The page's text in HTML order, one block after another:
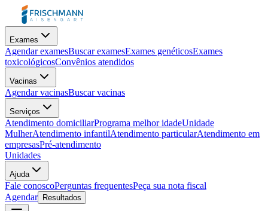
Exames
Agendar examesBuscar examesExames genéticosExames
toxicológicosConvênios atendidos
Vacinas
Agendar vacinasBuscar vacinas
Serviços
Atendimento domiciliarPrograma melhor idadeUnidade
MulherAtendimento infantilAtendimento particularAtendimento em
empresasPré-atendimento
Unidades
Ajuda
Fale conoscoPerguntas frequentesPeça sua nota fiscal
Agendar
Resultados